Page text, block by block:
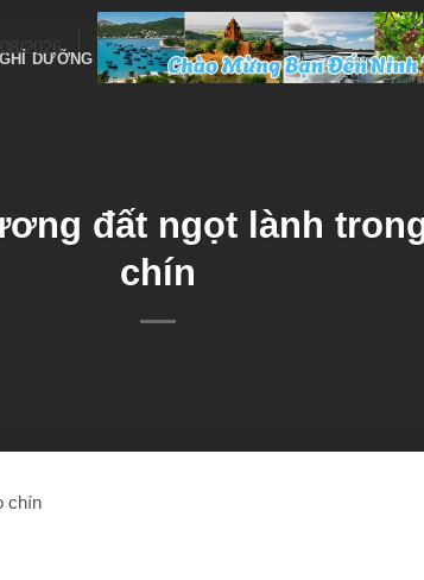
2026
DƯỠNG DỊCH VỤ – TAXI LỄ HỘI – VĂN HÓA
đất ngọt lành
chín
chín